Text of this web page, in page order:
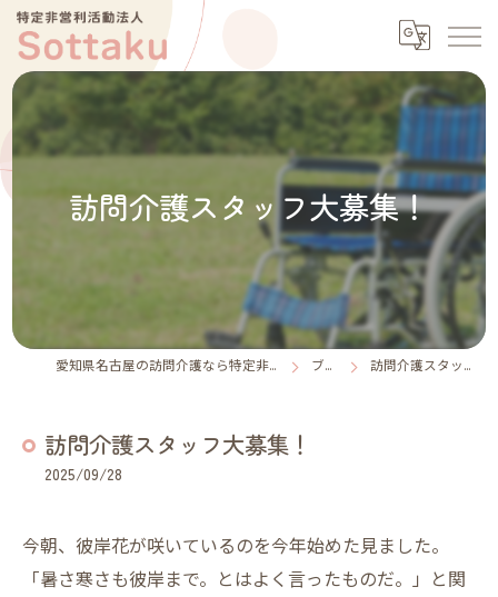
訪問介護スタッフ大募集！
愛知県名古屋の訪問介護なら特定非営利活動法人Sottaku ブログ 訪問介護スタッフ大募集！
訪問介護スタッフ大募集！
2025/09/28
今朝、彼岸花が咲いているのを今年始めた見ました。
「暑さ寒さも彼岸まで。とはよく言ったものだ。」と関